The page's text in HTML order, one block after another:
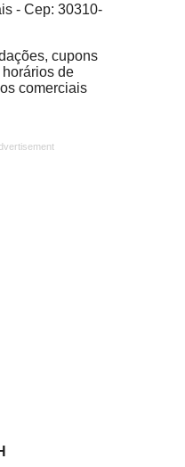
- Cep: 30310-
cupons
de
comerciais